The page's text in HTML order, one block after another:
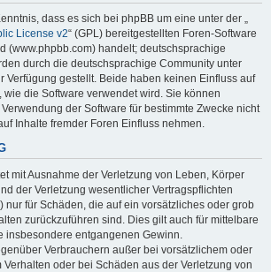
dass es sich bei phpBB um eine unter der „
License v2“ (GPL) bereitgestellten Foren-Software
(www.phpbb.com) handelt; deutschsprachige
durch die deutschsprachige Community unter
Verfügung gestellt. Beide haben keinen Einfluss auf
wie die Software verwendet wird. Sie können
der Software für bestimmte Zwecke nicht
Inhalte fremder Foren Einfluss nehmen.
mit Ausnahme der Verletzung von Leben, Körper
der Verletzung wesentlicher Vertragspflichten
nur für Schäden, die auf ein vorsätzliches oder grob
zurückzuführen sind. Dies gilt auch für mittelbare
insbesondere entgangenen Gewinn.
Verbrauchern außer bei vorsätzlichem oder
oder bei Schäden aus der Verletzung von